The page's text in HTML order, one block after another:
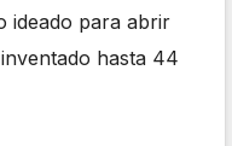
ideado para abrir
hasta 44